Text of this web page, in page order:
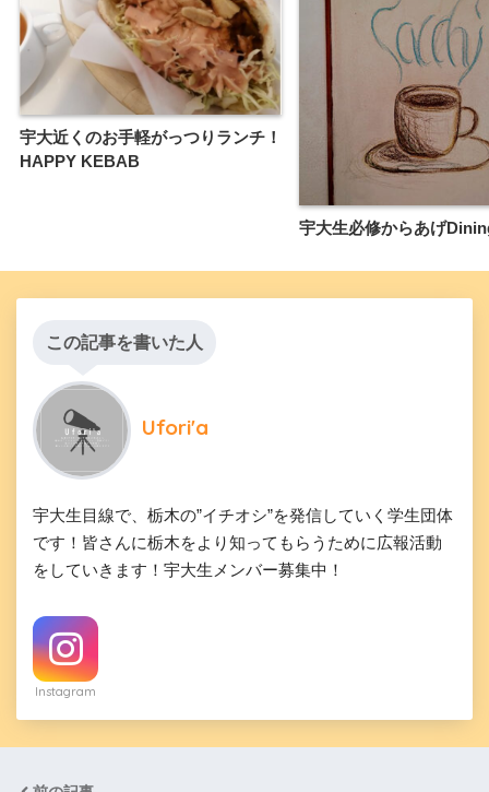
宇大近くのお手軽がっつりランチ！
HAPPY KEBAB
宇大生必修からあげ
この記事を書いた人
Ufori'a
宇大生目線で、栃木の”イチオシ”を発信していく学生団体
です！皆さんに栃木をより知ってもらうために広報活動
をしていきます！宇大生メンバー募集中！
Instagram